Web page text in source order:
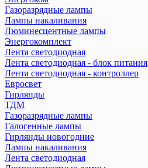
Газоразрядные лампы
Лампы накаливания
Люминесцентные лампы
Энергокомплект
Лента светодиодная
Лента светодиодная - блок питания
Лента светодиодная - контроллер
Евросвет
Гирлянды
ТДМ
Газоразрядные лампы
Галогенные лампы
Гирлянды новогодние
Лампы накаливания
Лента светодиодная